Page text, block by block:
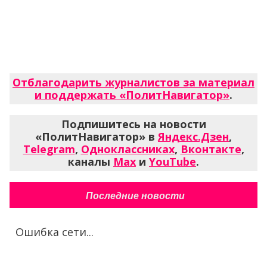
Отблагодарить журналистов за материал
и поддержать «ПолитНавигатор».
Подпишитесь на новости
«ПолитНавигатор» вЯндекс.Дзен,
Telegram, Одноклассниках, Вконтакте,
каналы Max и YouTube.
Последние новости
Ошибка сети...